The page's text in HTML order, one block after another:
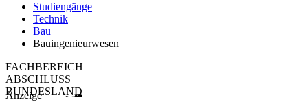
Studiengänge
Technik
Bau
Bauingenieurwesen
FACHBEREICH
ABSCHLUSS
BUNDESLAND
Anzeige